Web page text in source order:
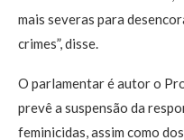
mais severas para
crimes”, disse.
O parlamentar é autor o
prevê a suspensão da
feminicidas, assim como